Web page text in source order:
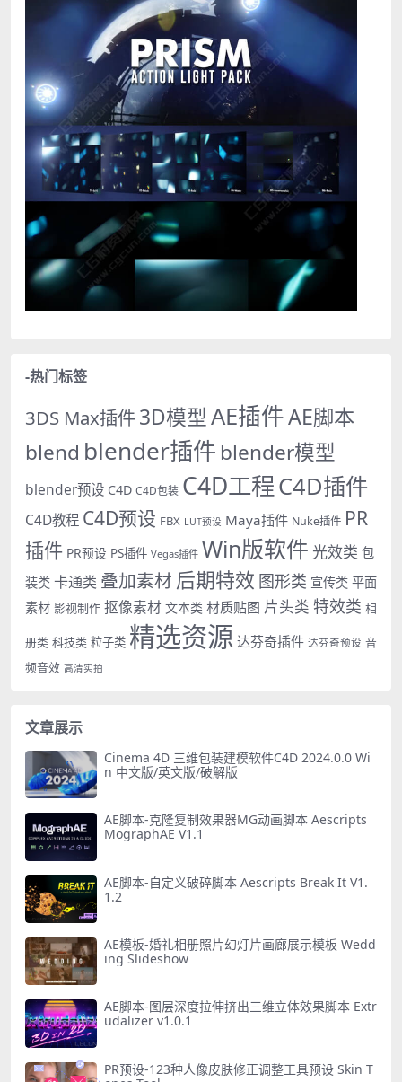
-热门标签
3DS Max插件3D模型AE插件AE脚本
blend blender插件 blender模型
blender预设 C4D C4D包装 C4D工程C4D插件
C4D教程 C4D预设 FBX LUT预设 Maya插件 Nuke插件 PR
插件 PR预设 PS插件 Vegas插件 Win版软件 光效类 包
装类 卡通类 叠加素材 后期特效 图形类 宣传类 平面
素材 影视制作 抠像素材 文本类 材质贴图 片头类 特效类 相
册类 科技类 粒子类 精选资源 达芬奇插件 达芬奇预设 音
频音效 高清实拍
文章展示
Cinema 4D 三维包装建模软件C4D 2024.0.0 Wi
n 中文版/英文版/破解版
AE脚本-克隆复制效果器MG动画脚本 Aescripts
MographAE V1.1
AE脚本-自定义破碎脚本 Aescripts Break It V1.
1.2
AE模板-婚礼相册照片幻灯片画廊展示模板 Wedd
ing Slideshow
AE脚本-图层深度拉伸挤出三维立体效果脚本 Extr
udalizer v1.0.1
PR预设-123种人像皮肤修正调整工具预设 Skin T